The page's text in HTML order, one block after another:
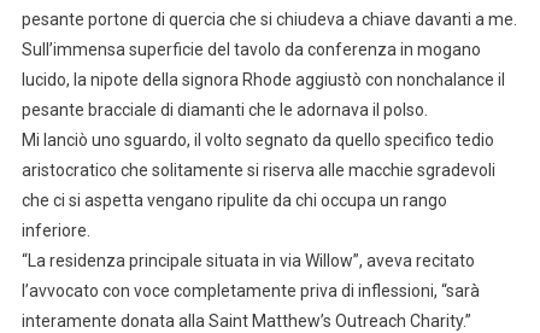
pesante portone di quercia che si chiudeva a chiave davanti a me.
Sull’immensa superficie del tavolo da conferenza in mogano
lucido, la nipote della signora Rhode aggiustò con nonchalance il
pesante bracciale di diamanti che le adornava il polso.
Mi lanciò uno sguardo, il volto segnato da quello specifico tedio
aristocratico che solitamente si riserva alle macchie sgradevoli
che ci si aspetta vengano ripulite da chi occupa un rango
inferiore.
“La residenza principale situata in via Willow”, aveva recitato
l’avvocato con voce completamente priva di inflessioni, “sarà
interamente donata alla Saint Matthew’s Outreach Charity.”